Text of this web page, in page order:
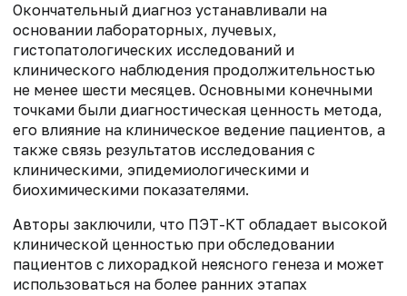
Окончательный диагноз устанавливали на
основании лабораторных, лучевых,
гистопатологических исследований и
клинического наблюдения продолжительностью
не менее шести месяцев. Основными конечными
точками были диагностическая ценность метода,
его влияние на клиническое ведение пациентов, а
также связь результатов исследования с
клиническими, эпидемиологическими и
биохимическими показателями.
Авторы заключили, что ПЭТ-КТ обладает высокой
клинической ценностью при обследовании
пациентов с лихорадкой неясного генеза и может
использоваться на более ранних этапах